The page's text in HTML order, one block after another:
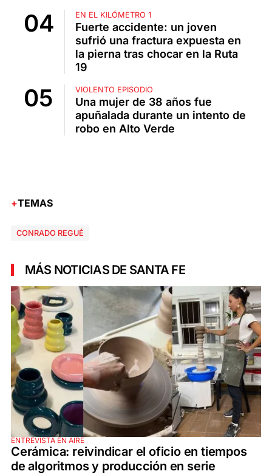
EN EL KILÓMETRO 1
Fuerte accidente: un joven
sufrió una fractura expuesta en
la pierna tras chocar en la Ruta
19
VIOLENTO EPISODIO
Una mujer de 38 años fue
apuñalada durante un intento de
robo en Alto Verde
TEMAS
CONRADO REGUÉ
MÁS NOTICIAS DE SANTA FE
ENTREVISTA EN AIRE
Cerámica: reivindicar el oficio en tiempos
de algoritmos y producción en serie